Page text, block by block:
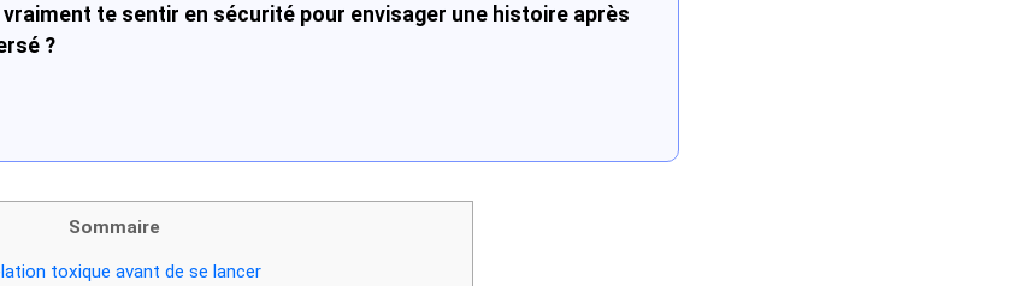
vraiment te sentir en sécurité pour envisager une histoire après
?
Sommaire
toxique avant de se lancer